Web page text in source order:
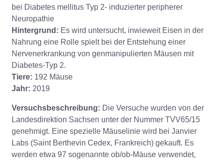
bei Diabetes mellitus Typ 2- induzierter peripherer
Neuropathie
Hintergrund: Es wird untersucht, inwieweit Eisen in der
Nahrung eine Rolle spielt bei der Entstehung einer
Nervenerkrankung von genmanipulierten Mäusen mit
Diabetes-Typ 2.
Tiere: 192 Mäuse
Jahr: 2019
Versuchsbeschreibung: Die Versuche wurden von der
Landesdirektion Sachsen unter der Nummer TVV65/15
genehmigt. Eine spezielle Mäuselinie wird bei Janvier
Labs (Saint Berthevin Cedex, Frankreich) gekauft. Es
werden etwa 97 sogenannte ob/ob-Mäuse verwendet,